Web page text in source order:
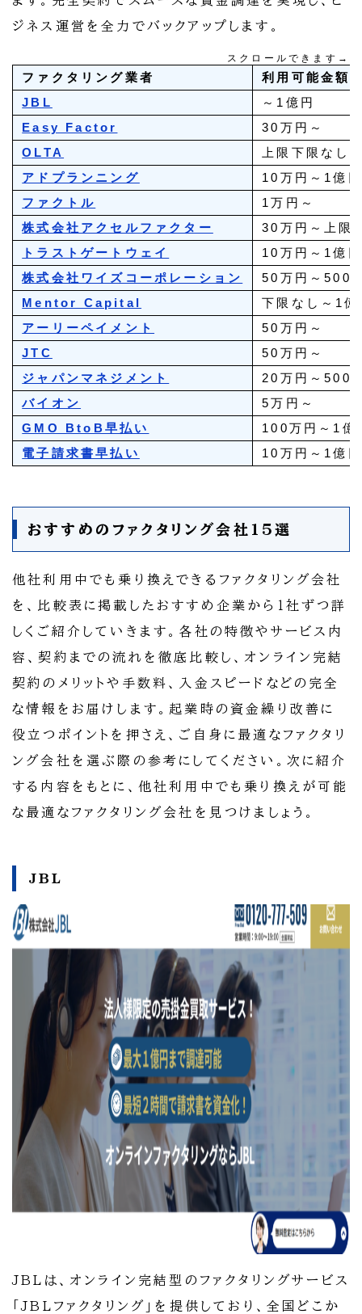
ジネス運営を全力でバックアップします。
スクロールできます→
ファクタリング業者
利用可能金額
JBL
～1億円
Easy Factor
30万円～
OLTA
上限下限なし
アドプランニング
10万円～1億円
ファクトル
1万円～
株式会社アクセルファクター
30万円～上限
トラストゲートウェイ
10万円～1億円
株式会社ワイズコーポレーション
50万円～5000
Mentor Capital
下限なし～1億
アーリーペイメント
50万円～
JTC
50万円～
ジャパンマネジメント
20万円～
バイオン
5万円～
GMO BtoB早払い
100万円～1億
電子請求書早払い
10万円～1億円
おすすめのファクタリング会社15選
他社利用中でも乗り換えできるファクタリング会社
を、比較表に掲載したおすすめ企業から１社ずつ詳
しくご紹介していきます。各社の特徴やサービス内
容、契約までの流れを徹底比較し、オンライン完結
契約のメリットや手数料、入金スピードなどの完全
な情報をお届けします。起業時の資金繰り改善に
役立つポイントを押さえ、ご自身に最適なファクタリ
ング会社を選ぶ際の参考にしてください。次に紹介
する内容をもとに、他社利用中でも乗り換えが可能
な最適なファクタリング会社を見つけましょう。
JBL
JBLは、オンライン完結型のファクタリングサービス
「JBLファクタリング」を提供しており、全国どこか